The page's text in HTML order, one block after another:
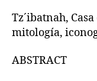
Tz´ibatnah,
mitología,
ABSTRACT